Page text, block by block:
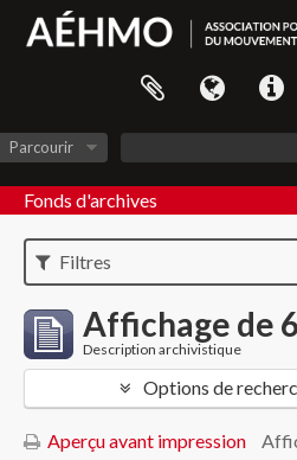
Parcourir
Fonds d'archives
Filtres
Affichage de
Description archivistique
Options de
Aperçu avant impression